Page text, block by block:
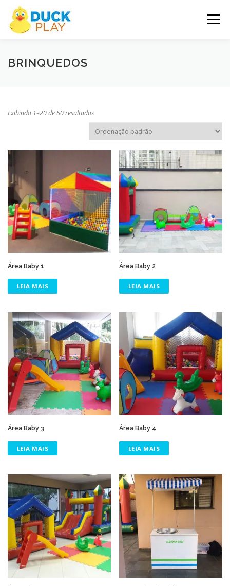
para
conteúdo
Menu
SOBRE NÓS GALERIA
CONTATO
BRINQUEDOS
Exibindo 1–20 de 50 resultados
Área Baby 1
LEIA MAIS
Área Baby 2
LEIA MAIS
Área Baby 3
LEIA MAIS
Área Baby 4
LEIA MAIS